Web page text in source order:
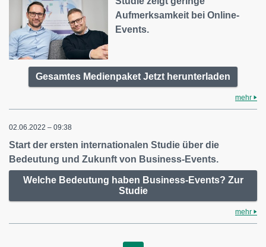
Aufmerksamkeit bei Online-
Events.
Gesamtes Medienpaket Jetzt herunterladen
mehr
02.06.2022 – 09:38
Start der ersten internationalen Studie über die
Bedeutung und Zukunft von Business-Events.
Welche Bedeutung haben Business-Events? Zur
Studie
mehr